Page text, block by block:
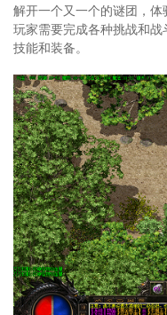
解开一个又一个的谜团，体
玩家需要完成各种挑战和
技能和装备。